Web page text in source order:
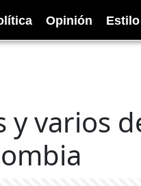
Opinión
varios